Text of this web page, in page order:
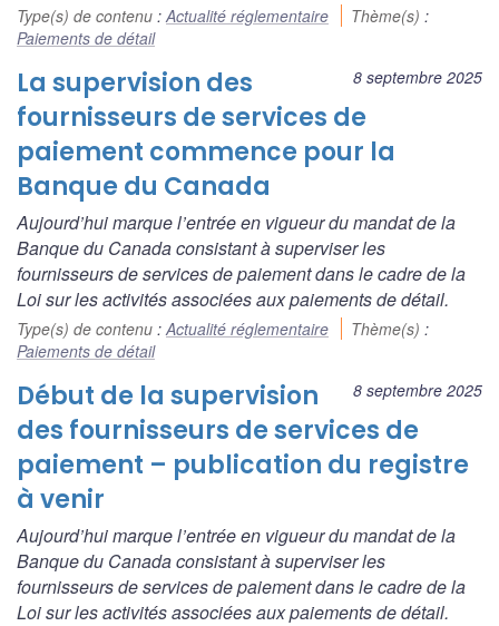
Type(s) de contenu : Actualité réglementaire Thème(s) :
Paiements de détail
8 septembre 2025
La supervision des
fournisseurs de services de
paiement commence pour la
Banque du Canada
Aujourd’hui marque l’entrée en vigueur du mandat de la
Banque du Canada consistant à superviser les
fournisseurs de services de paiement dans le cadre de la
Loi sur les activités associées aux paiements de détail.
Type(s) de contenu : Actualité réglementaire Thème(s) :
Paiements de détail
8 septembre 2025
Début de la supervision
des fournisseurs de services de
paiement – publication du registre
à venir
Aujourd’hui marque l’entrée en vigueur du mandat de la
Banque du Canada consistant à superviser les
fournisseurs de services de paiement dans le cadre de la
Loi sur les activités associées aux paiements de détail.